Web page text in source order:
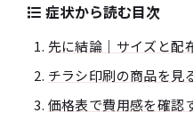
症状から読む目次
先に結論｜サイズと配
チラシ印刷の商品を見
価格表で費用感を確認